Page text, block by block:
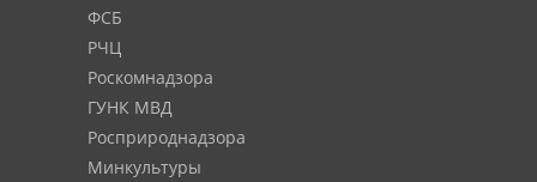
ФСБ
РЧЦ
Роскомнадзора
ГУНК МВД
Росприроднадзора
Минкультуры